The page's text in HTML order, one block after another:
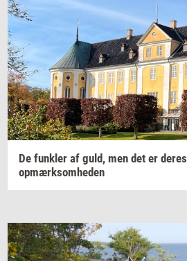
De funk­ler af guld, men det er deres
op­mærk­som­he­den